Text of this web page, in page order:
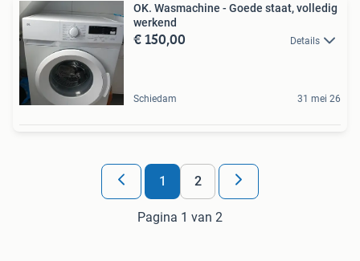
OK. Wasmachine - Goede staat, volledig
werkend
€ 150,00 Details
Schiedam 31 mei 26
1 2
Pagina 1 van 2